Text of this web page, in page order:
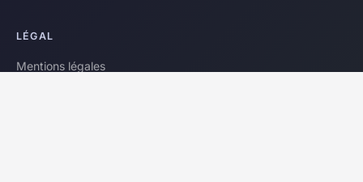
LÉGAL
Mentions légales